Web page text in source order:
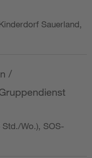
Sauerland,
/
Std./Wo.), SOS-